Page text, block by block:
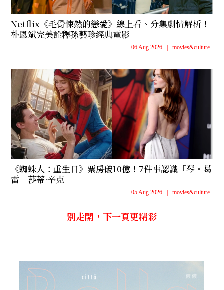
Netflix《毛骨悚然的戀愛》線上看、分集劇情解析！
朴恩斌完美詮釋孫藝珍經典電影
06 Aug 2026 movies&culture
《蜘蛛人：重生日》票房破10億！7件事認識「琴・葛
雷」莎蒂·辛克
05 Aug 2026 movies&culture
別走開，下一頁更精彩